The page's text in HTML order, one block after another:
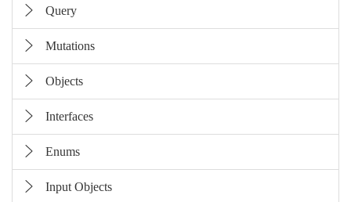
Query
Mutations
Objects
Interfaces
Enums
Input Objects